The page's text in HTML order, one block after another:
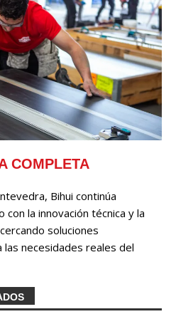
COMPLETA
Bihui continúa
la innovación técnica y la
soluciones
necesidades reales del